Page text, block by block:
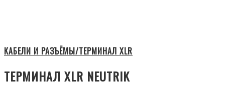
КАБЕЛИ И РАЗЪЁМЫ/ТЕРМИНАЛ XLR
ТЕРМИНАЛ XLR NEUTRIK